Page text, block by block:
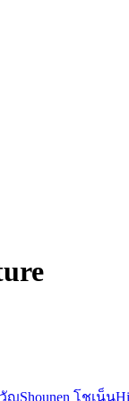
ญShounen โชเน็น